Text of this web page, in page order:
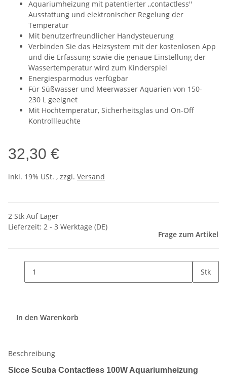
Aquariumheizung mit patentierter ,,contactless''
Ausstattung und elektronischer Regelung der
Temperatur
Mit benutzerfreundlicher Handysteuerung
Verbinden Sie das Heizsystem mit der kostenlosen App
und die Erfassung sowie die genaue Einstellung der
Wassertemperatur wird zum Kinderspiel
Energiesparmodus verfügbar
Für Süßwasser und Meerwasser Aquarien von 150-
230 L geeignet
Mit Hochtemperatur, Sicherheitsglas und On-Off
Kontrollleuchte
32,30 €
inkl. 19% USt. , zzgl. Versand
2 Stk Auf Lager
Lieferzeit: 2 - 3 Werktage (DE)
Frage zum Artikel
Stk
In den Warenkorb
Beschreibung
Sicce Scuba Contactless 100W Aquariumheizung